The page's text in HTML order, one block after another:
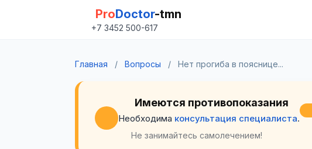
ProDoctor-tmn
+7 3452 500-617
Главная / Вопросы / Нет прогиба в пояснице...
Имеются противопоказания
Необходима консультация специалиста.
Не занимайтесь самолечением!